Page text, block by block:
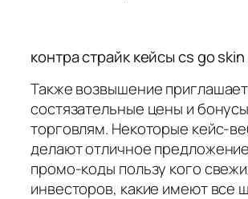
контра страйк кейсы cs go
Также возвышение приглашает
состязательные цены и
торговлям. Некоторые кейс-
делают отличное
промо-коды пользу кого
инвесторов, какие имеют все